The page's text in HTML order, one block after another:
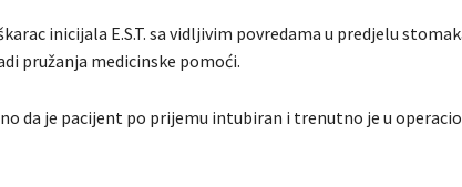
inicijala E.S.T. sa vidljivim povredama u predjelu
pružanja medicinske pomoći.
da je pacijent po prijemu intubiran i trenutno je u